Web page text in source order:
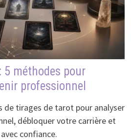
méthodes pour
professionnel
de tirages de tarot pour analyser
débloquer votre carrière et
confiance.